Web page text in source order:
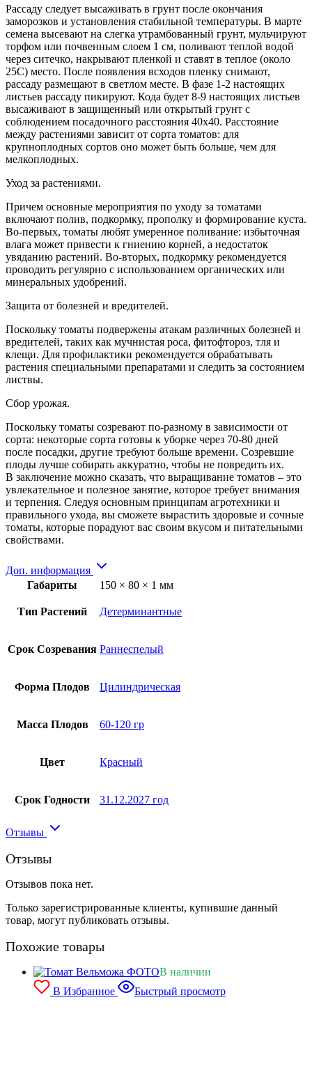
Рассаду следует высаживать в грунт после окончания
заморозков и установления стабильной температуры. В марте
семена высевают на слегка утрамбованный грунт, мульчируют
торфом или почвенным слоем 1 см, поливают теплой водой
через ситечко, накрывают пленкой и ставят в теплое (около
25С) место. После появления всходов пленку снимают,
рассаду размещают в светлом месте. В фазе 1-2 настоящих
листьев рассаду пикируют. Кода будет 8-9 настоящих листьев
высаживают в защищенный или открытый грунт с
соблюдением посадочного расстояния 40х40. Расстояние
между растениями зависит от сорта томатов: для
крупноплодных сортов оно может быть больше, чем для
мелкоплодных.
Уход за растениями.
Причем основные мероприятия по уходу за томатами
включают полив, подкормку, прополку и формирование куста.
Во-первых, томаты любят умеренное поливание: избыточная
влага может привести к гниению корней, а недостаток
увяданию растений. Во-вторых, подкормку рекомендуется
проводить регулярно с использованием органических или
минеральных удобрений.
Защита от болезней и вредителей.
Поскольку томаты подвержены атакам различных болезней и
вредителей, таких как мучнистая роса, фитофтороз, тля и
клещи. Для профилактики рекомендуется обрабатывать
растения специальными препаратами и следить за состоянием
листвы.
Сбор урожая.
Поскольку томаты созревают по-разному в зависимости от
сорта: некоторые сорта готовы к уборке через 70-80 дней
после посадки, другие требуют больше времени. Созревшие
плоды лучше собирать аккуратно, чтобы не повредить их.
В заключение можно сказать, что выращивание томатов – это
увлекательное и полезное занятие, которое требует внимания
и терпения. Следуя основным принципам агротехники и
правильного ухода, вы сможете вырастить здоровые и сочные
томаты, которые порадуют вас своим вкусом и питательными
свойствами.
Доп. информация
Габариты
150 × 80 × 1 мм
Тип Растений Детерминантные
Срок Созревания Раннеспелый
Форма Плодов Цилиндрическая
Масса Плодов 60-120 гр
Цвет Красный
Срок Годности 31.12.2027 год
Отзывы
Отзывы
Отзывов пока нет.
Только зарегистрированные клиенты, купившие данный
товар, могут публиковать отзывы.
Похожие товары
В наличии
В Избранное
Быстрый просмотр